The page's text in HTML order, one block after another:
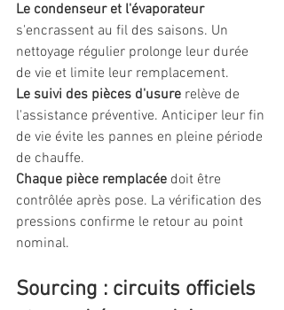
Le condenseur et l'évaporateur
s'encrassent au fil des saisons. Un
nettoyage régulier prolonge leur durée
de vie et limite leur remplacement.
Le suivi des pièces d'usure relève de
l'assistance préventive. Anticiper leur fin
de vie évite les pannes en pleine période
de chauffe.
Chaque pièce remplacée doit être
contrôlée après pose. La vérification des
pressions confirme le retour au point
nominal.
Sourcing : circuits officiels